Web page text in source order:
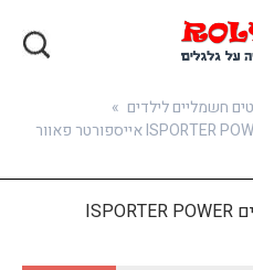
חשמליים לילדים »
קורקינט 3 גלגלים חשמלי לילדים ISPORTER POWER אייספורטר פאוור
קורקינט 3 גלגלים חשמלי לילדים ISPORTER POWER